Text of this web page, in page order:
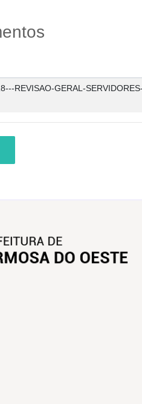
REVISAO-GERAL-